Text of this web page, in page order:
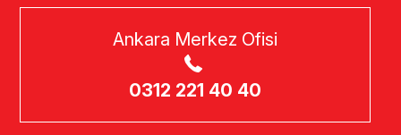
Ankara Merkez Ofisi
0312 221 40 40